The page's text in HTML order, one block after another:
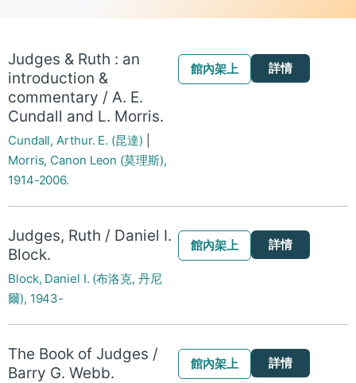
Judges & Ruth : an
introduction &
commentary / A. E.
Cundall and L. Morris.
Cundall, Arthur. E. (昆達)
Morris, Canon Leon (莫理斯),
1914-2006.
館內架上 詳情
Judges, Ruth / Daniel I.
Block.
Block, Daniel I. (布洛克, 丹尼
爾), 1943-
館內架上 詳情
The Book of Judges /
Barry G. Webb.
館內架上 詳情